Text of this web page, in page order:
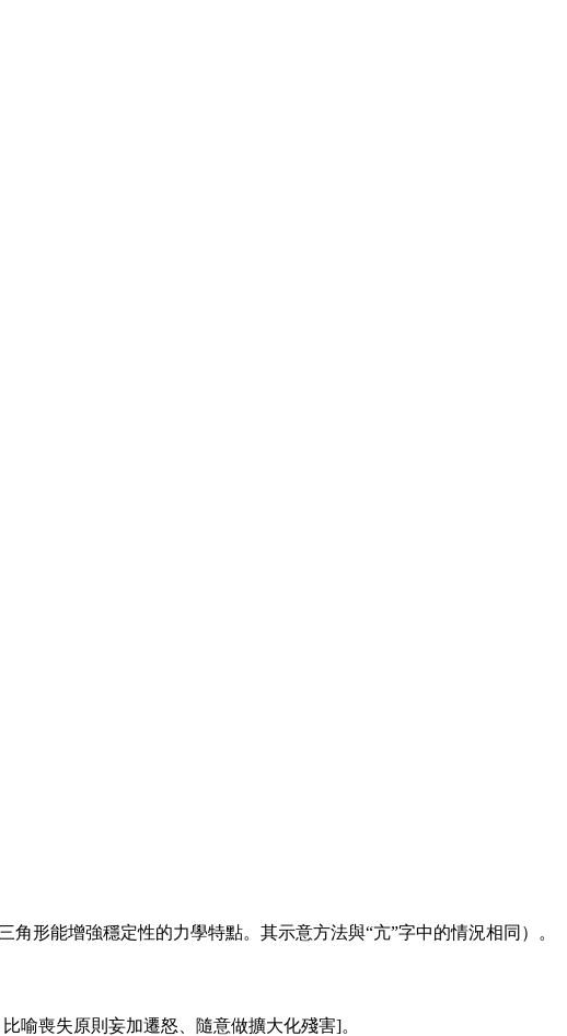
形能增強穩定性的力學特點。其示意方法與“亢”字中的情況相同）。
喻喪失原則妄加遷怒、隨意做擴大化殘害]。